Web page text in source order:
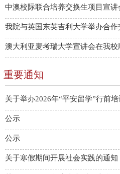
中澳校际联合培养交换生项目宣
我院与英国东英吉利大学举办合作
澳大利亚麦考瑞大学宣讲会在我校
重要通知
关于举办2026年“平安留学”行前
公示
公示
关于寒假期间开展社会实践的通知